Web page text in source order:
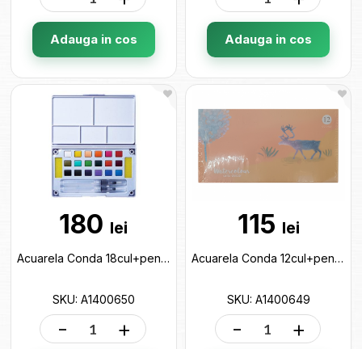
Adauga in cos Adauga in cos
180 lei
Acuarela Conda 18cul+pensula rezervor (cutie plastic) A1400650
SKU: A1400650
- +
115 lei
Acuarela Conda 12cul+pensula rezervor (cutie plastic) A1400649
SKU: A1400649
- +